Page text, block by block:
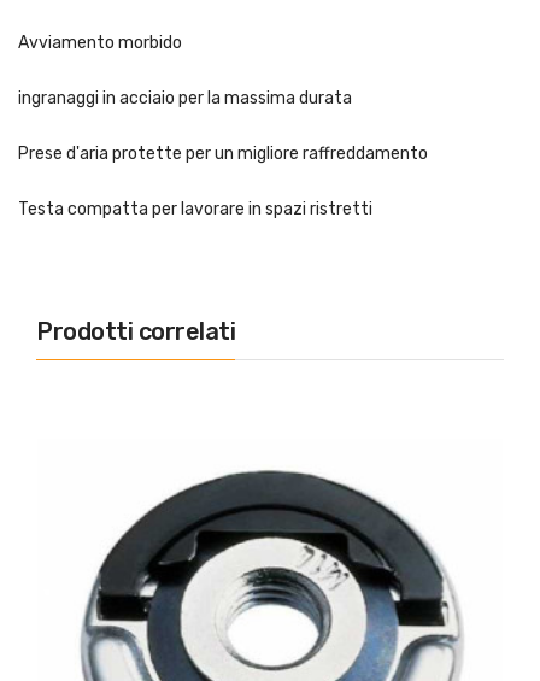
Avviamento morbido
ingranaggi in acciaio per la massima durata
Prese d'aria protette per un migliore raffreddamento
Testa compatta per lavorare in spazi ristretti
Prodotti correlati